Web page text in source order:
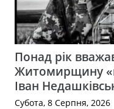
Понад рік
Житомирщину
Іван
Субота, 8 Серпня, 2026